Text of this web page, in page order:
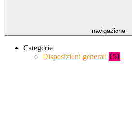
navigazione
Categorie
Disposizioni generali 151